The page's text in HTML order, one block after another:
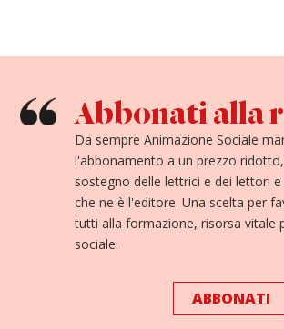
Abbonati alla
Da sempre Animazione Sociale
l'abbonamento a un prezzo
sostegno delle lettrici e dei lettori e
che ne è l'editore. Una scelta per
tutti alla formazione, risorsa vitale
sociale.
ABBONATI